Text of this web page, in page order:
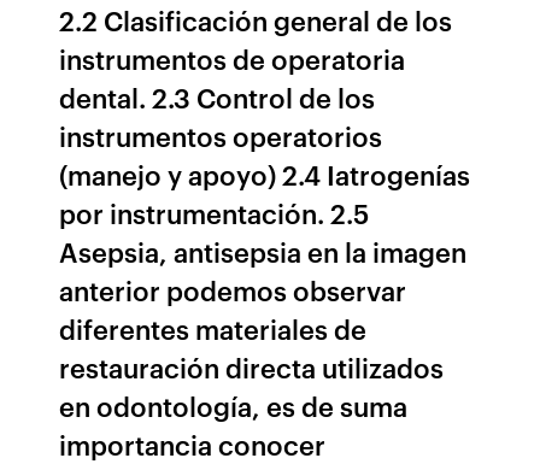
2.2 Clasificación general de los
instrumentos de operatoria
dental. 2.3 Control de los
instrumentos operatorios
(manejo y apoyo) 2.4 Iatrogenías
por instrumentación. 2.5
Asepsia, antisepsia en la imagen
anterior podemos observar
diferentes materiales de
restauración directa utilizados
en odontología, es de suma
importancia conocer